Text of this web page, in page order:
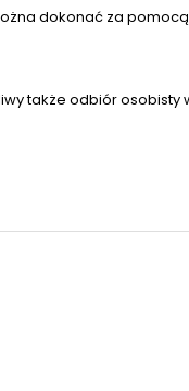
dokonać za
także odbiór osobisty